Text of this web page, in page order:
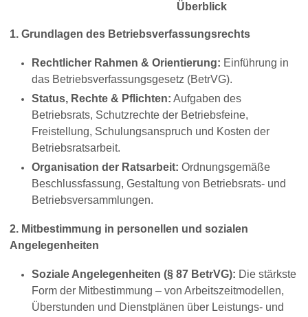
Überblick
1. Grundlagen des Betriebsverfassungsrechts
Rechtlicher Rahmen & Orientierung: Einführung in
das Betriebsverfassungsgesetz (BetrVG).
Status, Rechte & Pflichten: Aufgaben des
Betriebsrats, Schutzrechte der Betriebsfeine,
Freistellung, Schulungsanspruch und Kosten der
Betriebsratsarbeit.
Organisation der Ratsarbeit: Ordnungsgemäße
Beschlussfassung, Gestaltung von Betriebsrats- und
Betriebsversammlungen.
2. Mitbestimmung in personellen und sozialen
Angelegenheiten
Soziale Angelegenheiten (§ 87 BetrVG): Die stärkste
Form der Mitbestimmung – von Arbeitszeitmodellen,
Überstunden und Dienstplänen über Leistungs- und